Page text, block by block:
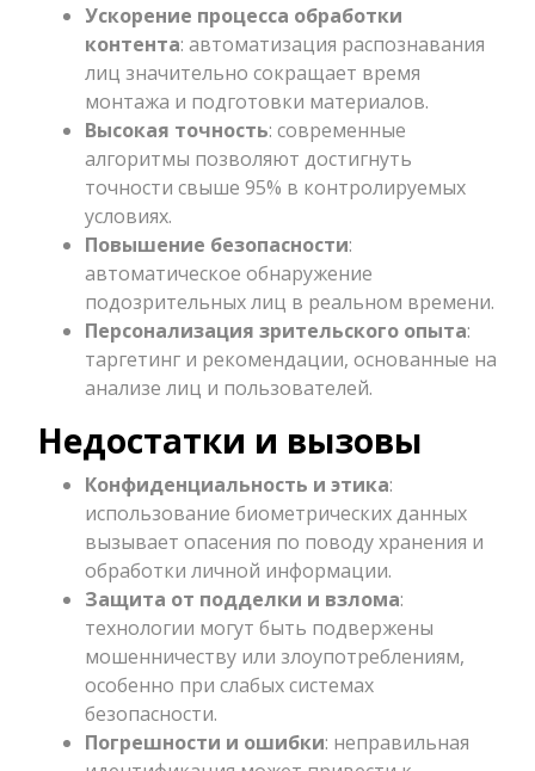
Ускорение процесса обработки
контента: автоматизация распознавания
лиц значительно сокращает время
монтажа и подготовки материалов.
Высокая точность: современные
алгоритмы позволяют достигнуть
точности свыше 95% в контролируемых
условиях.
Повышение безопасности:
автоматическое обнаружение
подозрительных лиц в реальном времени.
Персонализация зрительского опыта:
таргетинг и рекомендации, основанные на
анализе лиц и пользователей.
Недостатки и вызовы
Конфиденциальность и этика:
использование биометрических данных
вызывает опасения по поводу хранения и
обработки личной информации.
Защита от подделки и взлома:
технологии могут быть подвержены
мошенничеству или злоупотреблениям,
особенно при слабых системах
безопасности.
Погрешности и ошибки: неправильная